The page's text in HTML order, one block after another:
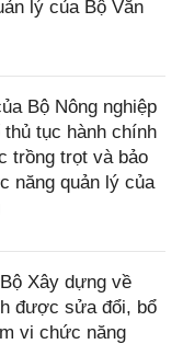
lý của Bộ Văn
Bộ Nông nghiệp
tục hành chính
trồng trọt và bảo
năng quản lý của
Xây dựng về
được sửa đổi, bổ
vi chức năng